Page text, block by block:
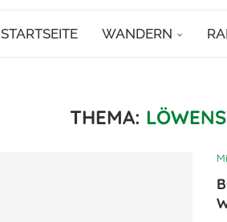
STARTSEITE WANDERN
THEMA: